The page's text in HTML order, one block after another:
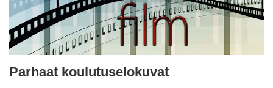
Parhaat koulutuselokuvat